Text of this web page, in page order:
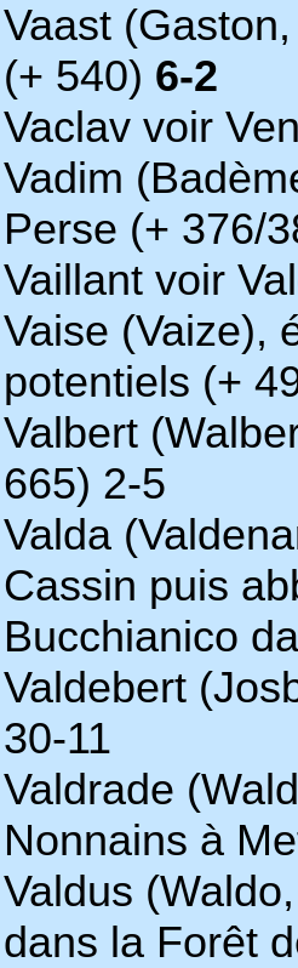
Vaast
(+ 540) 6-2
Vaclav voir
Vadim
Perse (+ 376/
Vaillant voir
Vaise (Vaize),
potentiels (+
Valbert
665) 2-5
Valda
Cassin puis
Bucchianico
Valdebert
30-11
Valdrade
Nonnains à
Valdus
dans la Forêt